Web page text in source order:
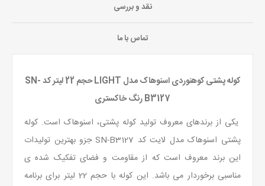
نقد و بررسی
تماس با ما
کوله پشتی کوهنوردی اسنوهاک مدل LIGHT حجم 22 لیتر کد SN-
B3127 رنگ خاکستری
یکی از برندهای معروف تولید کوله پشتی، اسنوهاک است. کوله
پشتی اسنوهاک مدل لایت کد SN-B3127
جزو بهترین تولیدات
این برند معروف است که از مقاومت و فضای تفکیک شده ی
مناسبی برخوردار می باشد. این کوله با حجم 22 لیتر برای برنامه